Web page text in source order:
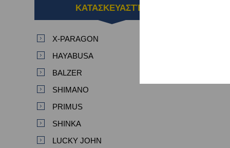
ΚΑΤΑΣΚΕΥΑΣΤΈΣ
X-PARAGON
HAYABUSA
BALZER
SHIMANO
PRIMUS
SHINKA
LUCKY JOHN